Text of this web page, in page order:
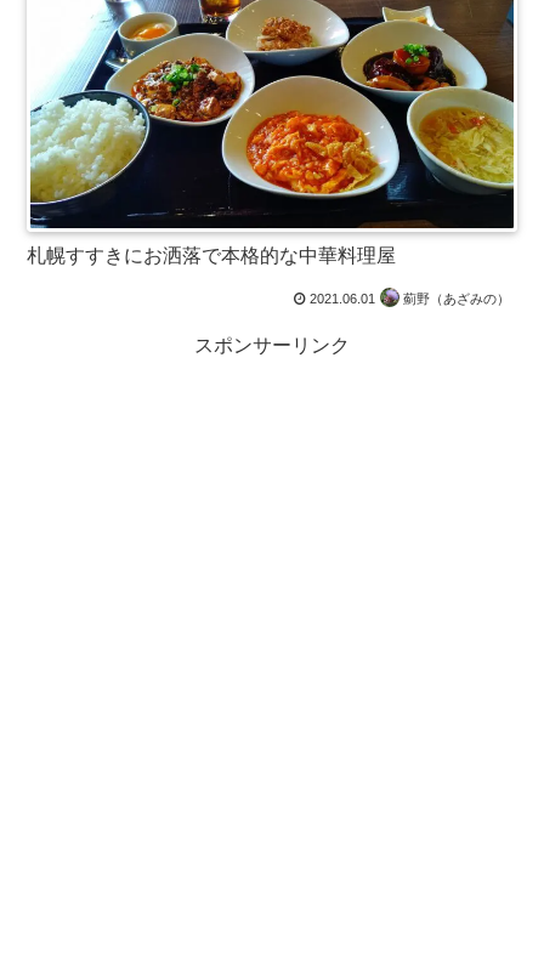
札幌すすきにお洒落で本格的な中華料理屋
2021.06.01 薊野（あざみの）
スポンサーリンク